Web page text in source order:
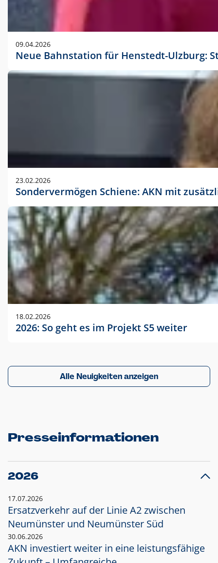
09.04.2026
Neue Bahnstation für Henstedt-Ulzburg:
23.02.2026
Sondervermögen Schiene: AKN mit
18.02.2026
2026: So geht es im Projekt S5 weiter
Alle Neuigkeiten anzeigen
Presseinformationen
2026
17.07.2026
Ersatzverkehr auf der Linie A2 zwischen
Neumünster und Neumünster Süd
30.06.2026
AKN investiert weiter in eine leistungsfähige